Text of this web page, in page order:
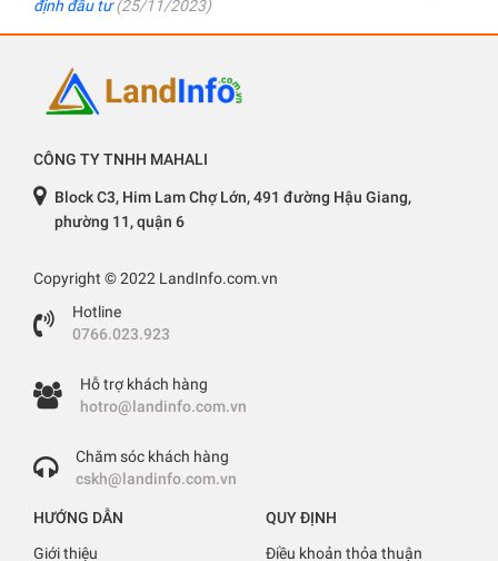
định đầu tư(25/11/2023)
CÔNG TY TNHH MAHALI
Block C3, Him Lam Chợ Lớn, 491 đường Hậu Giang,
phường 11, quận 6
Copyright © 2022 LandInfo.com.vn
Hotline
0766.023.923
Hỗ trợ khách hàng
hotro@landinfo.com.vn
Chăm sóc khách hàng
cskh@landinfo.com.vn
HƯỚNG DẪN
Giới thiệu
QUY ĐỊNH
Điều khoản thỏa thuận